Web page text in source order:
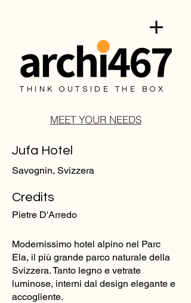
THINK OUTSIDE THE BOX
MEET YOUR NEEDS
Jufa Hotel
Savognin, Svizzera
Credits
Pietre D'Arredo
Modernissimo hotel alpino nel Parc
Ela, il più grande parco naturale della
Svizzera. Tanto legno e vetrate
luminose, interni dal design elegante e
accogliente.